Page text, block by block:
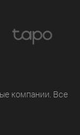
компании. Все